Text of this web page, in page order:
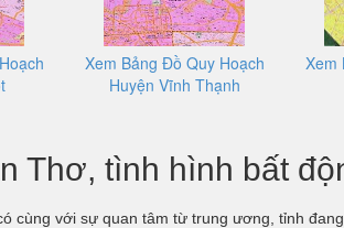
Xem Bảng Đồ Quy Hoạch
Huyện Vĩnh Thạnh
Xem
Thơ, tình hình bất
cùng với sự quan tâm từ trung ương, tỉnh